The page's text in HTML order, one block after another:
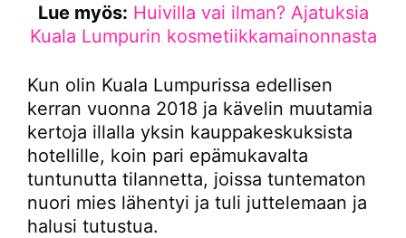
Lue myös: Huivilla vai ilman? Ajatuksia
Kuala Lumpurin kosmetiikkamainonnasta
Kun olin Kuala Lumpurissa edellisen
kerran vuonna 2018 ja kävelin muutamia
kertoja illalla yksin kauppakeskuksista
hotellille, koin pari epämukavalta
tuntunutta tilannetta, joissa tuntematon
nuori mies lähentyi ja tuli juttelemaan ja
halusi tutustua.